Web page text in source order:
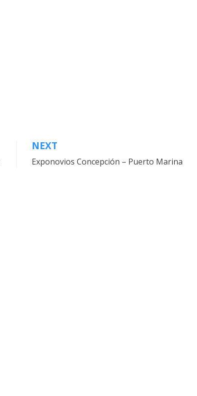
NEXT
Exponovios Concepción – Puerto Marina